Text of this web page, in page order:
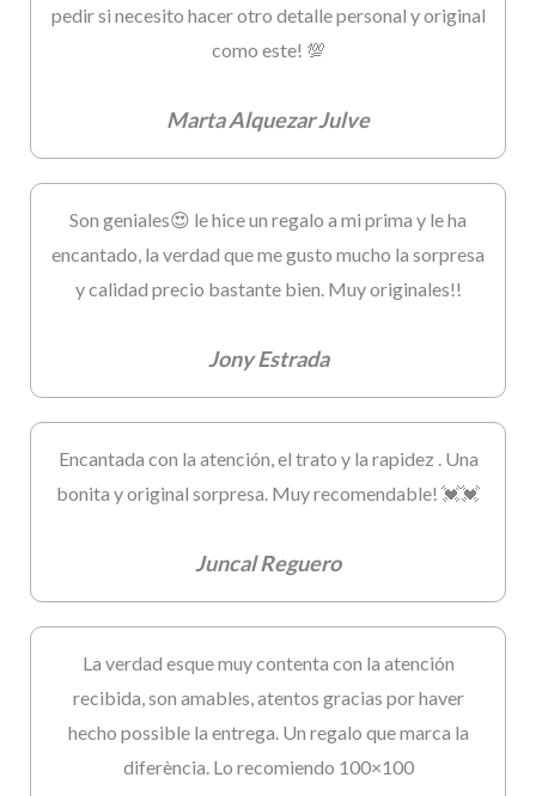
pedir si necesito hacer otro detalle personal y original
como este! 💯
Marta Alquezar Julve
Son geniales😍 le hice un regalo a mi prima y le ha
encantado, la verdad que me gusto mucho la sorpresa
y calidad precio bastante bien. Muy originales!!
Jony Estrada
Encantada con la atención, el trato y la rapidez . Una
bonita y original sorpresa. Muy recomendable! 💓💓
Juncal Reguero
La verdad esque muy contenta con la atención
recibida, son amables, atentos gracias por haver
hecho possible la entrega. Un regalo que marca la
diferència. Lo recomiendo 100×100